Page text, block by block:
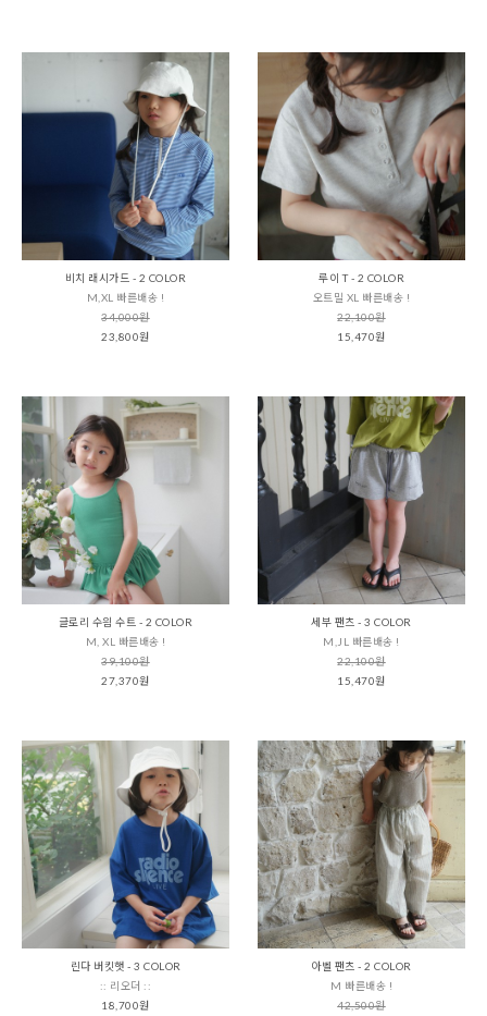
비치 래시가드 - 2 COLOR
M,XL 빠른배송 !
34,000원
23,800원
루이 T - 2 COLOR
오트밀 XL 빠른배송 !
22,100원
15,470원
글로리 수읨 수트 - 2 COLOR
M, XL 빠른배송 !
39,100원
27,370원
세부 팬츠 - 3 COLOR
M,JL 빠른배송 !
22,100원
15,470원
린다 버킷햇 - 3 COLOR
:: 리오더 ::
18,700원
아벨 팬츠 - 2 COLOR
M 빠른배송 !
42,500원